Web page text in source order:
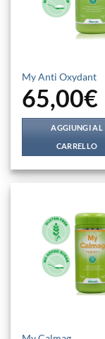
My Anti Oxydant
65,00€
AGGIUNGI AL
CARRELLO